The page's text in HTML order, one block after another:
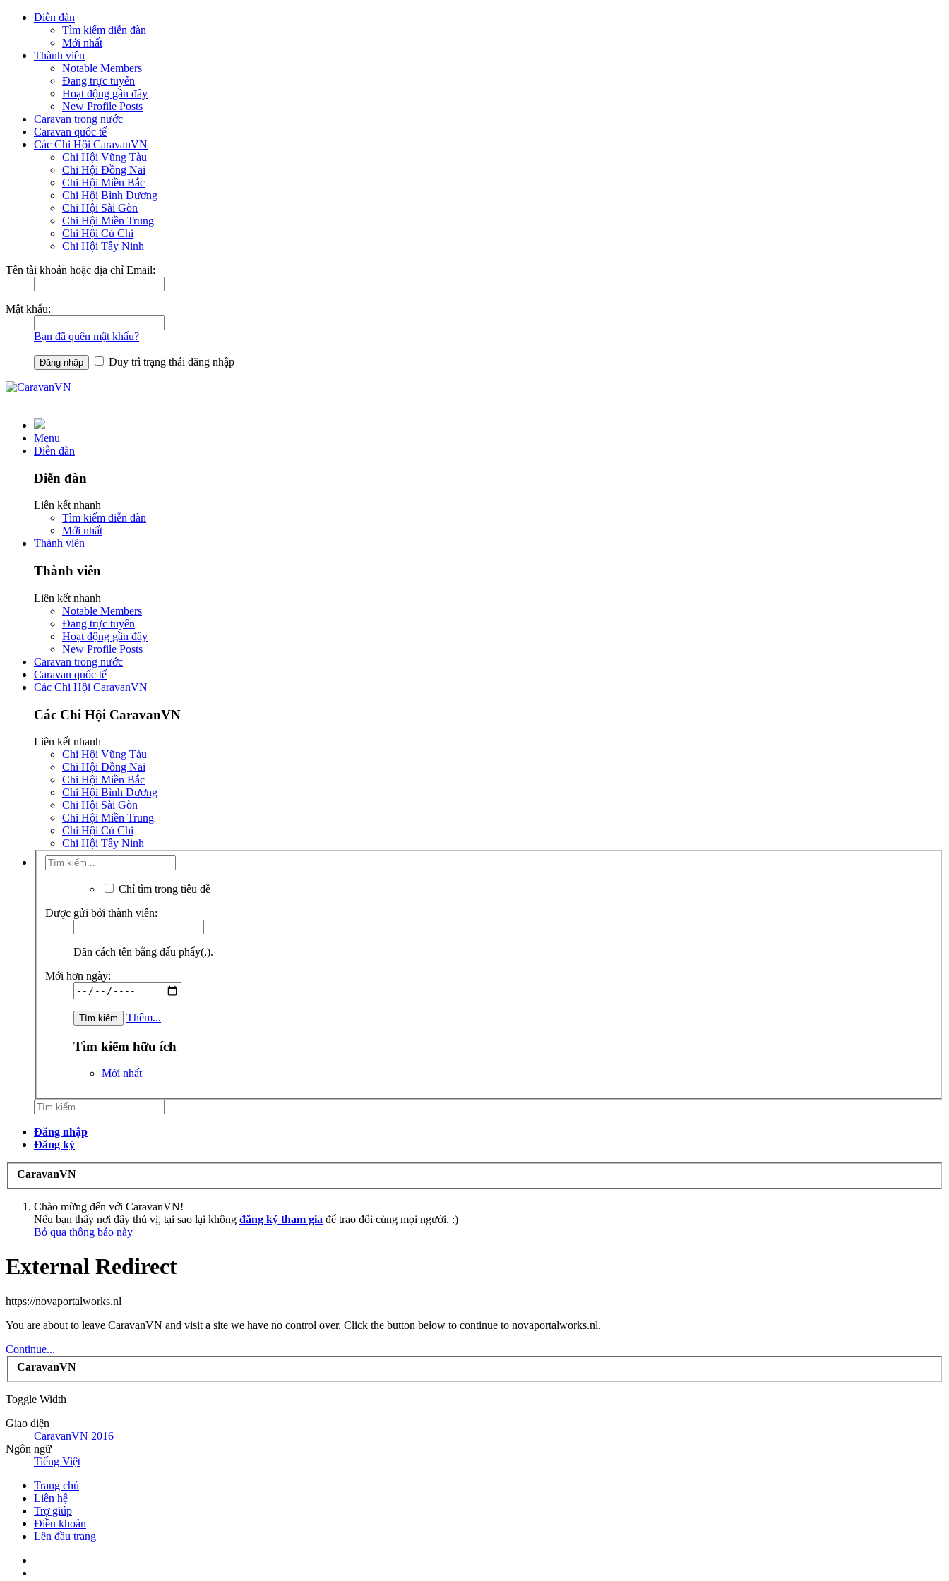
Diễn đàn
Tìm kiếm diễn đàn
Mới nhất
Thành viên
Notable Members
Đang trực tuyến
Hoạt động gần đây
New Profile Posts
Caravan trong nước
Caravan quốc tế
Các Chi Hội CaravanVN
Chi Hội Vũng Tàu
Chi Hội Đồng Nai
Chi Hội Miền Bắc
Chi Hội Bình Dương
Chi Hội Sài Gòn
Chi Hội Miền Trung
Chi Hội Củ Chi
Chi Hội Tây Ninh
Tên tài khoản hoặc địa chỉ Email:
Mật khẩu:
Bạn đã quên mật khẩu?
Duy trì trạng thái đăng nhập
Menu
Diễn đàn
Diễn đàn
Liên kết nhanh
Tìm kiếm diễn đàn
Mới nhất
Thành viên
Thành viên
Liên kết nhanh
Notable Members
Đang trực tuyến
Hoạt động gần đây
New Profile Posts
Caravan trong nước
Caravan quốc tế
Các Chi Hội CaravanVN
Các Chi Hội CaravanVN
Liên kết nhanh
Chi Hội Vũng Tàu
Chi Hội Đồng Nai
Chi Hội Miền Bắc
Chi Hội Bình Dương
Chi Hội Sài Gòn
Chi Hội Miền Trung
Chi Hội Củ Chi
Chi Hội Tây Ninh
Chỉ tìm trong tiêu đề
Được gửi bởi thành viên:
Dãn cách tên bằng dấu phẩy(,).
Mới hơn ngày:
Thêm...
Tìm kiếm hữu ích
Mới nhất
Đăng nhập
Đăng ký
CaravanVN
Chào mừng đến với CaravanVN!
Nếu bạn thấy nơi đây thú vị, tại sao lại không đăng ký tham gia để trao đổi cùng mọi người. :)
Bỏ qua thông báo này
External Redirect
https://novaportalworks.nl
You are about to leave CaravanVN and visit a site we have no control over. Click the button below to continue to novaportalworks.nl.
Continue...
CaravanVN
Toggle Width
Giao diện
CaravanVN 2016
Ngôn ngữ
Tiếng Việt
Trang chủ
Liên hệ
Trợ giúp
Điều khoản
Lên đầu trang